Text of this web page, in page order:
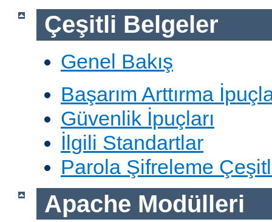
Çeşitli Belgeler
Genel Bakış
Başarım Arttırma
Güvenlik İpuçları
İlgili Standartlar
Parola Şifreleme
Apache Modülleri